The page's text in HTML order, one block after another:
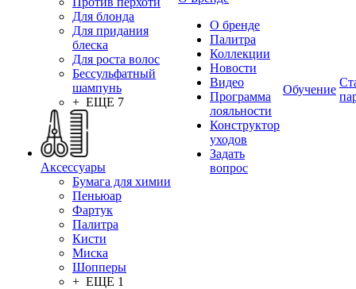
Для блонда
Для придания
блеска
Для роста волос
Бессульфатный
шампунь
+ ЕЩЕ 7
Аксессуары
Бумага для химии
Пеньюар
Фартук
Палитра
Кисти
Миска
Шопперы
+ ЕЩЕ 1
О бренде
Палитра
Коллекции
Новости
Видео
Программа
лояльности
Конструктор
уходов
Задать
вопрос
Обучение